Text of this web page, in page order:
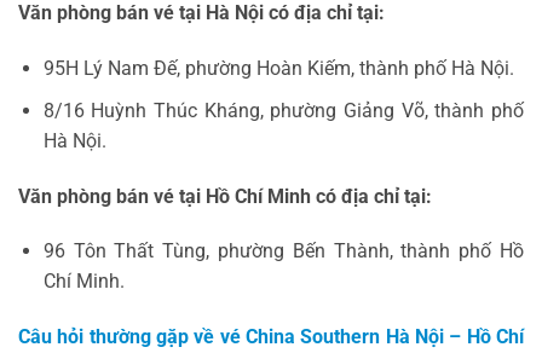
Văn phòng bán vé tại Hà Nội có địa chỉ tại:
95H Lý Nam Đế, phường Hoàn Kiếm, thành phố Hà Nội.
8/16 Huỳnh Thúc Kháng, phường Giảng Võ, thành phố
Hà Nội.
Văn phòng bán vé tại Hồ Chí Minh có địa chỉ tại:
96 Tôn Thất Tùng, phường Bến Thành, thành phố Hồ
Chí Minh.
Câu hỏi thường gặp về vé China Southern Hà Nội – Hồ Chí